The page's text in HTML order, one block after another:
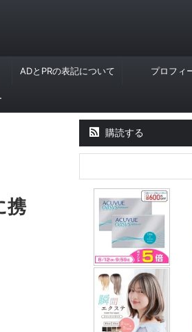
ADとPRの表記について プロフィ
携
購読する